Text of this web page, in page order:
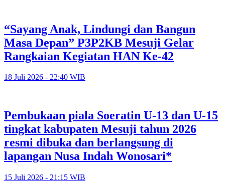
“Sayang Anak, Lindungi dan Bangun
Masa Depan” P3P2KB Mesuji Gelar
Rangkaian Kegiatan HAN Ke-42
18 Juli 2026 - 22:40 WIB
Pembukaan piala Soeratin U-13 dan U-15
tingkat kabupaten Mesuji tahun 2026
resmi dibuka dan berlangsung di
lapangan Nusa Indah Wonosari*
15 Juli 2026 - 21:15 WIB